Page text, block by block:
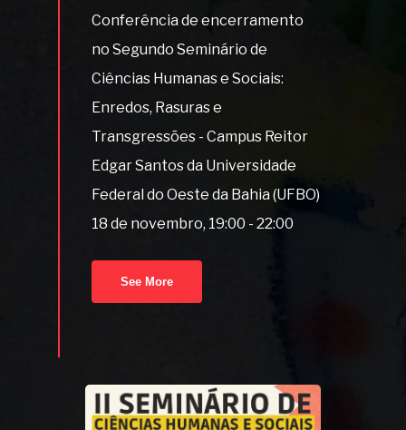
Conferência de encerramento
no Segundo Seminário de
Ciências Humanas e Sociais:
Enredos, Rasuras e
Transgressões - Campus Reitor
Edgar Santos da Universidade
Federal do Oeste da Bahia (UFBO)
18 de novembro, 19:00 - 22:00
See More